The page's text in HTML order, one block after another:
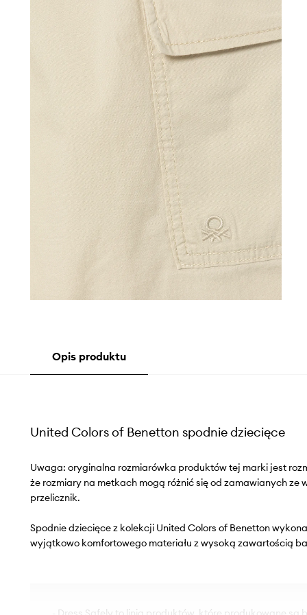
Opis produktu
United Colors of Benetton spodnie dziecięce
Uwaga: oryginalna rozmiarówka produktów tej marki jest
że rozmiary na metkach mogą różnić się od zamawianych ze
przelicznik.
Spodnie dziecięce z kolekcji United Colors of Benetton
wyjątkowo komfortowego materiału z wysoką zawartością